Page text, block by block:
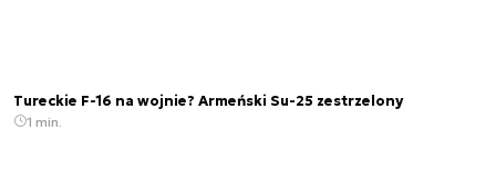
Tureckie F-16 na wojnie? Armeński Su-25 zestrzelony
1 min.